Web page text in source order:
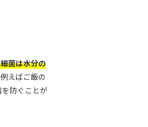
菌は水分の
えばご飯の
防ぐことが